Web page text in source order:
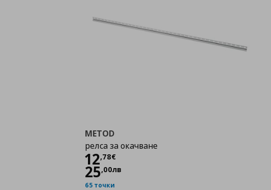
METOD
релса за окачване
12,78€
Цена
25,00лв
65 точки